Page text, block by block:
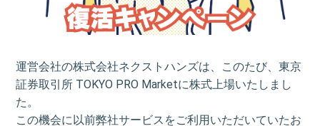
運営会社の株式会社ネクストハンズは、このたび、東京
証券取引所 TOKYO PRO Marketに株式上場いたしまし
た。
この機会に以前弊社サービスをご利用いただいていたお